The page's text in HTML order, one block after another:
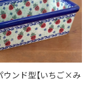
ウンド型【いちご×み